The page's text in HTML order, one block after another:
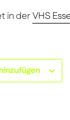
in derVHS